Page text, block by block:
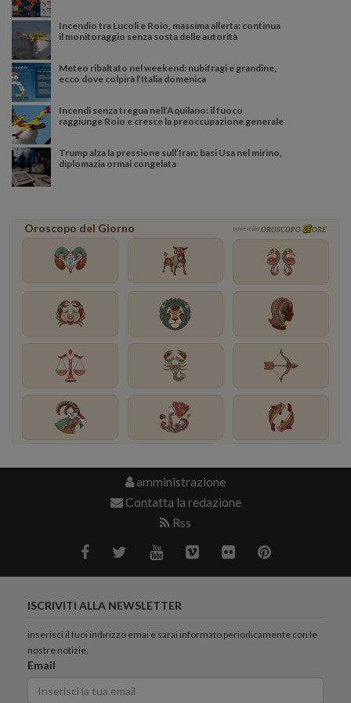
Incendio tra Lucoli e Roio, massima allerta: continua
il monitoraggio senza sosta delle autorità
Meteo ribaltato nel weekend: nubifragi e grandine,
ecco dove colpirà l’Italia domenica
Incendi senza tregua nell’Aquilano: il fuoco
raggiunge Roio e cresce la preoccupazione generale
Trump alza la pressione sull’Iran: basi Usa nel mirino,
diplomazia ormai congelata
Oroscopo del Giorno powered by OROSCOPO ORE
amministrazione
Contatta la redazione
Rss
ISCRIVITI ALLA NEWSLETTER
inserisci il tuoi indirizzo emai e sarai informato periodicamente con le
nostre notizie.
Email